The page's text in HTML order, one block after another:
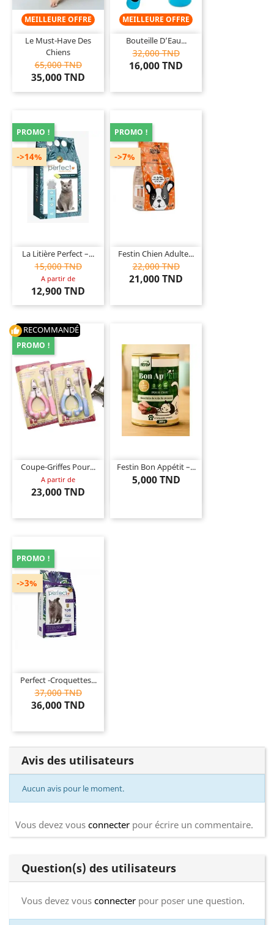
MEILLEURE OFFRE
Le Must-Have Des
Chiens
65,000 TND
35,000 TND
MEILLEURE OFFRE
Bouteille D’Eau...
32,000 TND
16,000 TND
La Litière Perfect –...
15,000 TND
A partir de
12,900 TND
PROMO !
->14%
Festin Chien Adulte...
22,000 TND
21,000 TND
->7%
PROMO !
thumb_up RECOMMANDÉ
Coupe-Griffes Pour...
A partir de
23,000 TND
PROMO !
Festin Bon Appétit –...
5,000 TND
Perfect -Croquettes...
37,000 TND
36,000 TND
->3%
PROMO !
Avis des utilisateurs
Aucun avis pour le moment.
Vous devez vous connecter pour écrire un commentaire.
Question(s) des utilisateurs
Vous devez vous connecter pour poser une question.